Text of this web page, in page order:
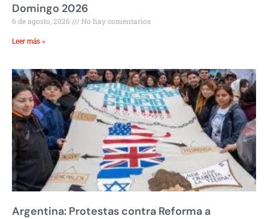
Domingo 2026
6 de agosto, 2026 No hay comentarios
Leer más »
Argentina: Protestas contra Reforma a